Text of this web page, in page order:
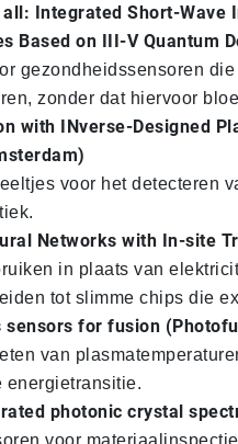
Integrated Short-Wave
Based on III-V Quantum
gezondheidssensoren
zonder dat hiervoor
with INverse-Designed
voor het detecteren
Networks with In-site
in plaats van
tot slimme chips die
for fusion
van
energietransitie.
photonic crystal
voor